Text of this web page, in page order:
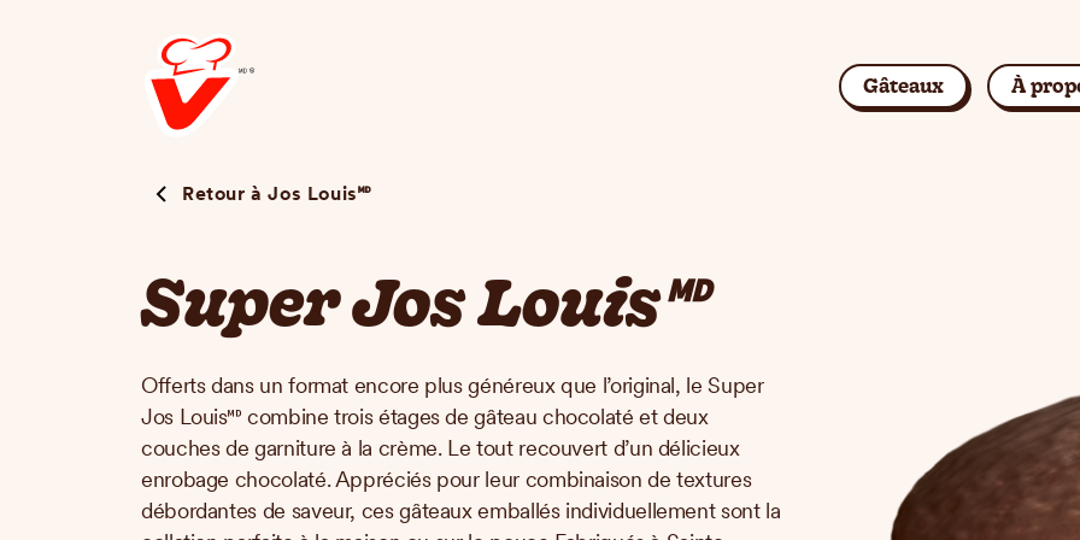
Gâteaux À
Retour à Jos Louis🅫
Super Jos Louis🅫
Offerts dans un format encore plus généreux que l’original, le Super
Jos Louis🅫 combine trois étages de gâteau chocolaté et deux
couches de garniture à la crème. Le tout recouvert d’un délicieux
enrobage chocolaté. Appréciés pour leur combinaison de textures
débordantes de saveur, ces gâteaux emballés individuellement sont la